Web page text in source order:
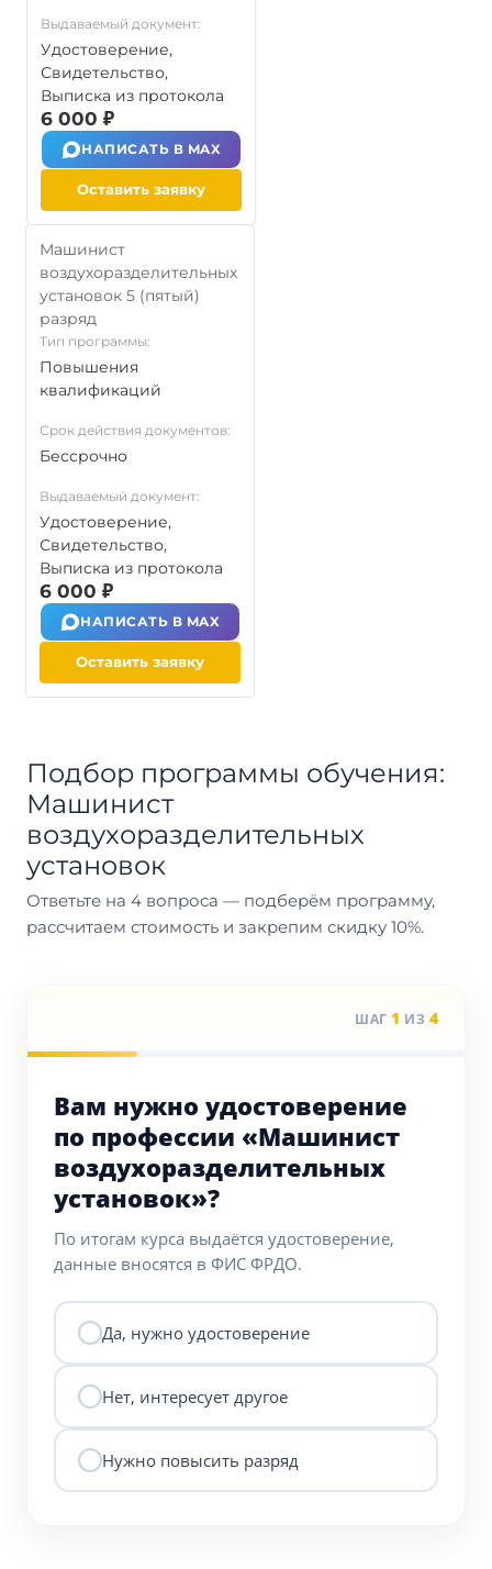
Выдаваемый документ:
Удостоверение,
Свидетельство,
Выписка из протокола
6 000 ₽
НАПИСАТЬ В MAX
Оставить заявку
Машинист
воздухоразделительных
установок 5 (пятый)
разряд
Тип программы:
Повышения
квалификаций
Срок действия документов:
Бессрочно
Выдаваемый документ:
Удостоверение,
Свидетельство,
Выписка из протокола
6 000 ₽
НАПИСАТЬ В MAX
Оставить заявку
Подбор программы обучения:
Машинист
воздухоразделительных
установок
Ответьте на 4 вопроса — подберём программу,
рассчитаем стоимость и закрепим скидку 10%.
ШАГ 1 ИЗ 4
Вам нужно удостоверение
по профессии «Машинист
воздухоразделительных
установок»?
По итогам курса выдаётся удостоверение,
данные вносятся в ФИС ФРДО.
Да, нужно удостоверение
Нет, интересует другое
Нужно повысить разряд